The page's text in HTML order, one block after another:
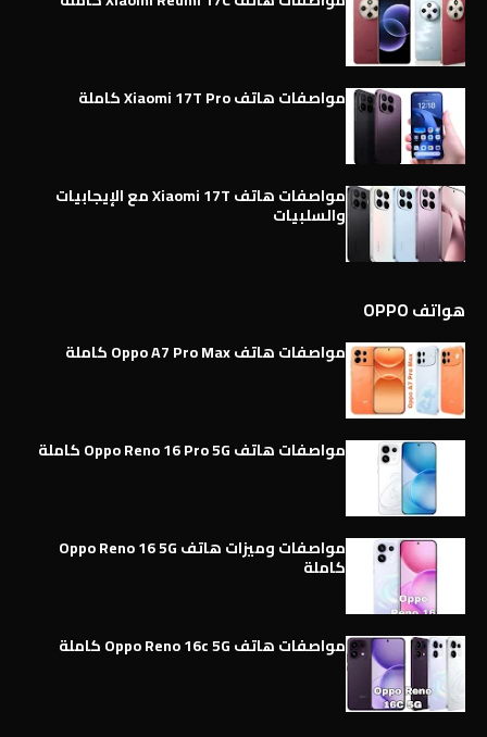
مواصفات هاتف Xiaomi 17T Pro كاملة
مواصفات هاتف Xiaomi 17T مع الإيجابيات
والسلبيات
هواتف OPPO
مواصفات هاتف Oppo A7 Pro Max كاملة
مواصفات هاتف Oppo Reno 16 Pro 5G كاملة
مواصفات وميزات هاتف Oppo Reno 16 5G
كاملة
مواصفات هاتف Oppo Reno 16c 5G كاملة